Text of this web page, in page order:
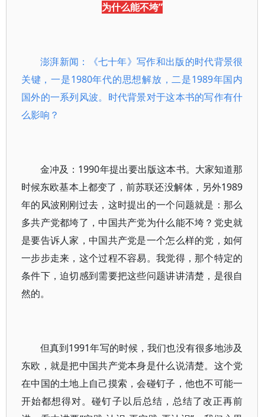
为什么能不垮”
澎湃新闻：《七十年》写作和出版的时代背景很
关键，一是1980年代的思想解放，二是1989年国内
国外的一系列风波。时代背景对于这本书的写作有什
么影响？
金冲及：1990年提出要出版这本书。大家知道那
时候东欧基本上都变了，前苏联还没解体，另外1989
年的风波刚刚过去，这时提出的一个问题就是：那么
多共产党都垮了，中国共产党为什么能不垮？党史就
是要告诉人家，中国共产党是一个怎么样的党，如何
一步步走来，这个过程不容易。我觉得，那个特定的
条件下，迫切感到需要把这些问题讲讲清楚，是很自
然的。
但真到1991年写的时候，我们也没有很多地涉及
东欧，就是把中国共产党本身是什么说清楚。这个党
在中国的土地上自己摸索，会碰钉子，他也不可能一
开始都想得对。碰钉子以后总结，总结了改正再前